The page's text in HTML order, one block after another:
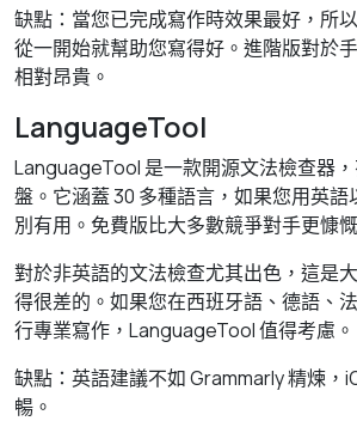
缺點：當您已完成寫作時效果最好，所
從一開始就幫助您寫得好。進階版對於
相對昂貴。
LanguageTool
LanguageTool 是一款開源文法檢查器
盤。它涵蓋 30 多種語言，如果您用英
別有用。免費版比大多數競爭對手更慷
對於非英語的文法檢查尤其出色，這是
得很差的。如果您在西班牙語、德語、
行專業寫作，LanguageTool 值得考慮。
缺點：英語建議不如 Grammarly 精煉，
暢。